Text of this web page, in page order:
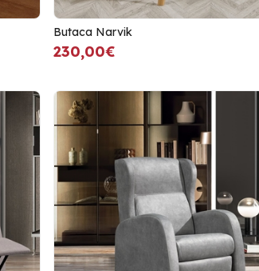
Butaca Narvik
230,00€